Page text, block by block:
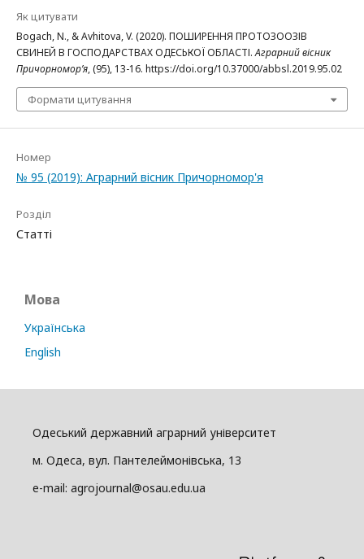
Як цитувати
Bogach, N., & Avhitova, V. (2020). ПОШИРЕННЯ ПРОТОЗООЗІВ
СВИНЕЙ В ГОСПОДАРСТВАХ ОДЕСЬКОЇ ОБЛАСТІ.Аграрний вісник
Причорномор’я, (95), 13-16. https://doi.org/10.37000/abbsl.2019.95.02
Формати цитування
Номер
№ 95 (2019): Аграрний вісник Причорномор'я
Розділ
Статті
Мова
Українська
English
Одеський державний аграрний університет
м. Одеса, вул. Пантелеймонівська, 13
e-mail: agrojournal@osau.edu.ua